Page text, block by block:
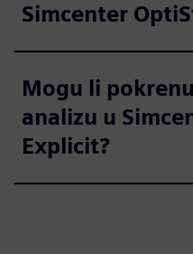
Simcenter
Mogu li
analizu u
Explicit?